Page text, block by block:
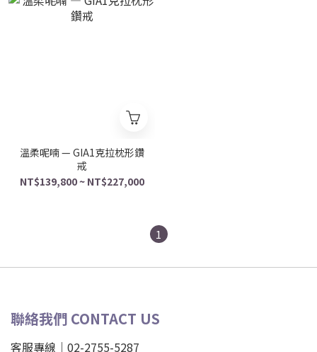
溫柔呢喃 — GIA1克拉枕形鑽
戒
NT$139,800 ~ NT$227,000
1
聯絡我們 CONTACT US
客服專線｜02-2755-5287